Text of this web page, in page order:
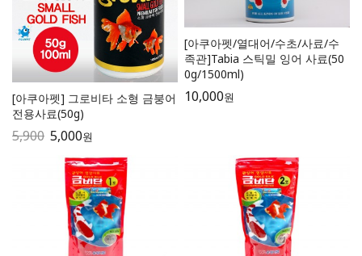
[아쿠아펫] 그로비타 소형 금붕어
전용사료(50g)
5,900 5,000원
[아쿠아펫/열대어/수초/사료/수
족관]Tabia 스틱밀 잉어 사료(50
0g/1500ml)
10,000원